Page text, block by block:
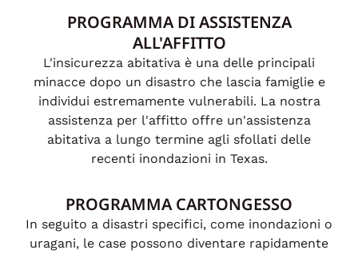
PROGRAMMA DI ASSISTENZA
ALL'AFFITTO
L'insicurezza abitativa è una delle principali
minacce dopo un disastro che lascia famiglie e
individui estremamente vulnerabili. La nostra
assistenza per l'affitto offre un'assistenza
abitativa a lungo termine agli sfollati delle
recenti inondazioni in Texas.
PROGRAMMA CARTONGESSO
In seguito a disastri specifici, come inondazioni o
uragani, le case possono diventare rapidamente